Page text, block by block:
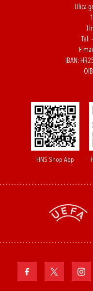
Ulica
Tel:
E-
IBAN:
HNS Shop App